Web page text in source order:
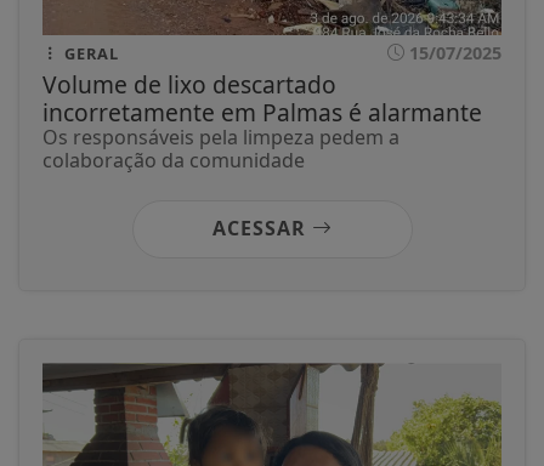
GERAL 15/07/2025
Volume de lixo descartado
incorretamente em Palmas é alarmante
Os responsáveis pela limpeza pedem a
colaboração da comunidade
ACESSAR